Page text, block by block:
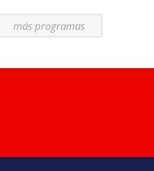
más programas